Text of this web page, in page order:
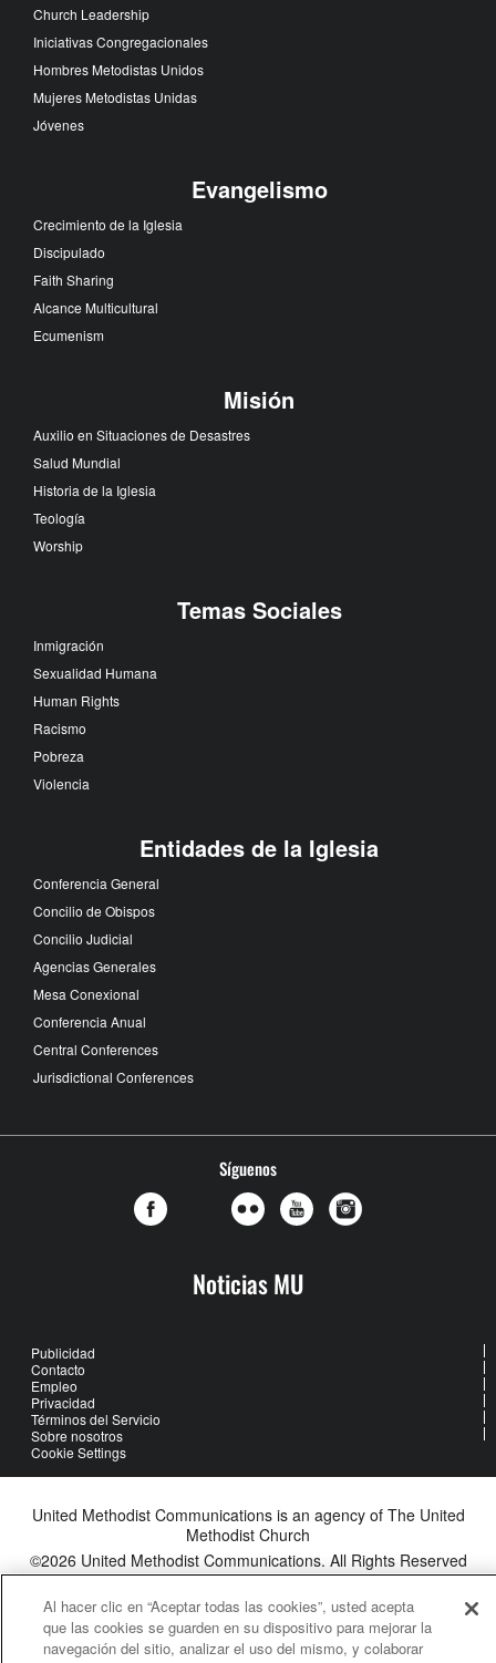
Church Leadership
Iniciativas Congregacionales
Hombres Metodistas Unidos
Mujeres Metodistas Unidas
Jóvenes
Evangelismo
Crecimiento de la Iglesia
Discipulado
Faith Sharing
Alcance Multicultural
Ecumenism
Misión
Auxilio en Situaciones de Desastres
Salud Mundial
Historia de la Iglesia
Teología
Worship
Temas Sociales
Inmigración
Sexualidad Humana
Human Rights
Racismo
Pobreza
Violencia
Entidades de la Iglesia
Conferencia General
Concilio de Obispos
Concilio Judicial
Agencias Generales
Mesa Conexional
Conferencia Anual
Central Conferences
Jurisdictional Conferences
Síguenos
Noticias MU
Publicidad
Contacto
Empleo
Privacidad
Términos del Servicio
Sobre nosotros
Cookie Settings
United Methodist Communications is an agency of The United
Methodist Church
©2026United Methodist Communications. All Rights Reserved
Al hacer clic en “Aceptar todas las cookies”, usted acepta
que las cookies se guarden en su dispositivo para mejorar la
navegación del sitio, analizar el uso del mismo, y colaborar